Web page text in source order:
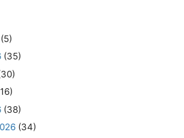
(5)
(35)
(38)
(34)